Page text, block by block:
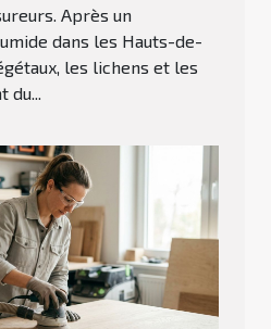
Après un
dans les Hauts-de-
les lichens et les